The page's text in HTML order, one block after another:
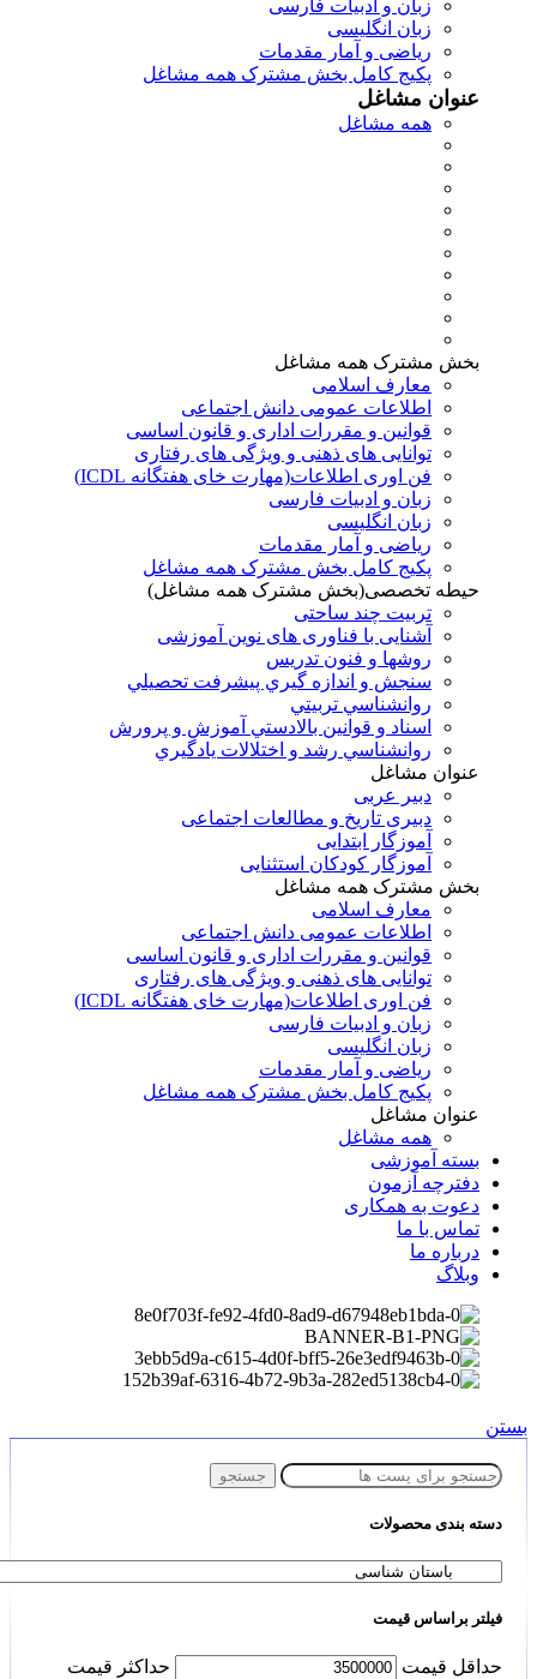
زبان و ادبیات فارسی
زبان انگلیسی
ریاضی و آمار مقدمات
پکیج کامل بخش مشترک همه مشاغل
عنوان مشاغل
همه مشاغل
بخش مشترک همه مشاغل
معارف اسلامی
اطلاعات عمومی دانش اجتماعی
قوانین و مقررات اداری و قانون اساسی
توانایی های ذهنی و ویژگی های رفتاری
فن اوری اطلاعات(مهارت خای هفتگانه ICDL)
زبان و ادبیات فارسی
زبان انگلیسی
ریاضی و آمار مقدمات
پکیج کامل بخش مشترک همه مشاغل
حیطه تخصصی(بخش مشترک همه مشاغل)
تربیت چند ساحتی
آشنایی با فناوری های نوین آموزشی
روشها و فنون تدريس
سنجش و اندازه گيري پيشرفت تحصيلي
روانشناسي تربيتي
اسناد و قوانين بالادستي آموزش و پرورش
روانشناسي رشد و اختلالات يادگيري
عنوان مشاغل
دبير عربی
دبیری تاریخ و مطالعات اجتماعی
آموزگار ابتدایی
آموزگار کودکان استثنایی
بخش مشترک همه مشاغل
معارف اسلامی
اطلاعات عمومی دانش اجتماعی
قوانین و مقررات اداری و قانون اساسی
توانایی های ذهنی و ویژگی های رفتاری
فن اوری اطلاعات(مهارت خای هفتگانه ICDL)
زبان و ادبیات فارسی
زبان انگلیسی
ریاضی و آمار مقدمات
پکیج کامل بخش مشترک همه مشاغل
عنوان مشاغل
همه مشاغل
بسته آموزشی
دفترچه آزمون
دعوت به همکاری
تماس با ما
درباره ما
وبلاگ
بستن
جستجو
دسته بندی محصولات
فیلتر براساس قیمت
حداقل قیمت حداكثر قيمت